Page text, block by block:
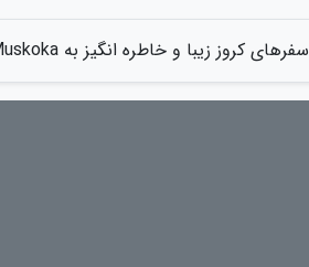
سفرهای کروز زیبا و خاطره انگیز به Muskoka و Tobermory در کانادا